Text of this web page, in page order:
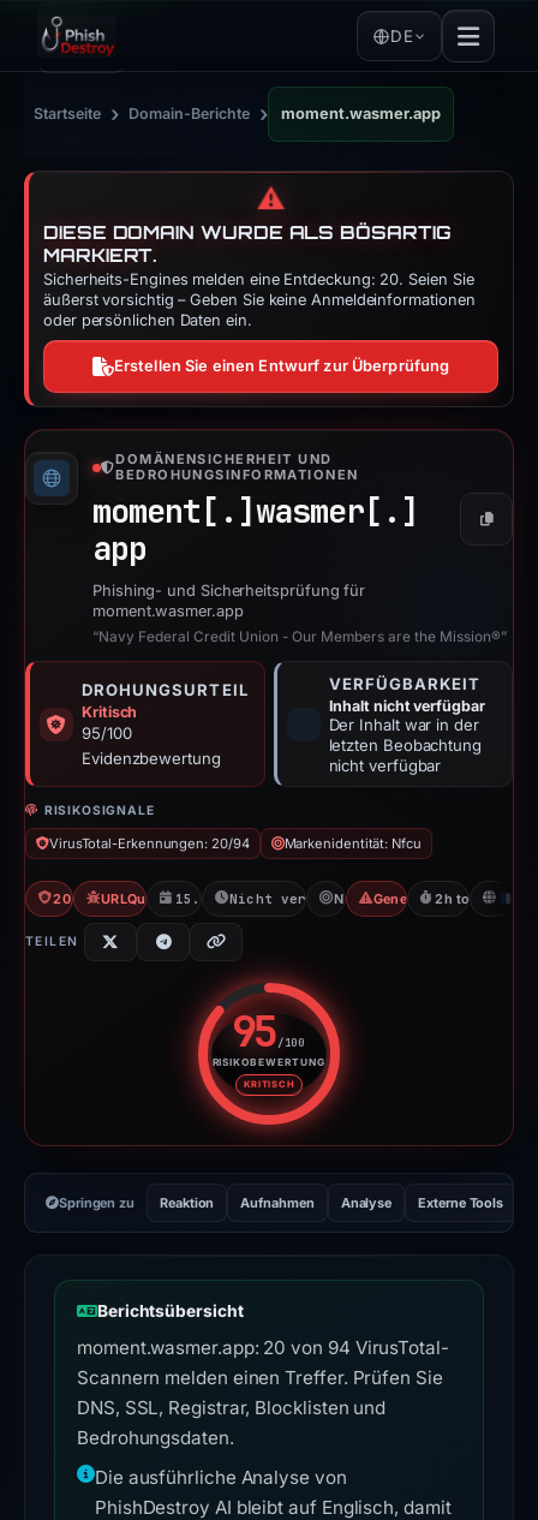
DE
Startseite › Domain-Berichte › moment.wasmer.app
⚠️
DIESE DOMAIN WURDE ALS BÖSARTIG
MARKIERT.
Sicherheits-Engines melden eine Entdeckung: 20. Seien Sie
äußerst vorsichtig – Geben Sie keine Anmeldeinformationen
oder persönlichen Daten ein.
Erstellen Sie einen Entwurf zur Überprüfung
DOMÄNENSICHERHEIT UND
BEDROHUNGSINFORMATIONEN
moment[.] wasmer[.]
app
Phishing- und Sicherheitsprüfung für
moment.wasmer.app
“Navy Federal Credit Union - Our Members are the Mission®”
DROHUNGSURTEIL
Kritisch
95/100
Evidenzbewertung
VERFÜGBARKEIT
Inhalt nicht verfügbar
Der Inhalt war in der
letzten Beobachtung
nicht verfügbar
RISIKOSIGNALE
VirusTotal-Erkennungen: 20/94 Markenidentität: Nfcu
20/94 VTURLQuery: 3 detections
15.04.2026Nicht verfügbar seit 06.06.2026
Nfcu Generic Phishing
2h to
TEILEN
95/100
RISIKOBEWERTUNG
KRITISCH
Risikobewertung: 95 von
Springen zu Reaktion Aufnahmen Analyse Externe Tools
Berichtsübersicht
moment.wasmer.app: 20 von 94 VirusTotal-
Scannern melden einen Treffer. Prüfen Sie
DNS, SSL, Registrar, Blocklisten und
Bedrohungsdaten.
Die ausführliche Analyse von
PhishDestroy AI bleibt auf Englisch, damit